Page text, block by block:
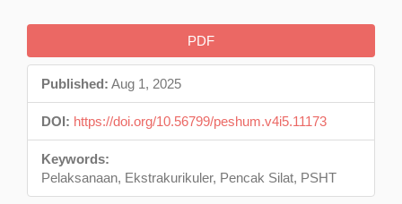
Article
Sidebar
PDF
Published: Aug 1, 2025
DOI: https://doi.org/10.56799/peshum.v4i5.11173
Keywords:
Pelaksanaan, Ekstrakurikuler, Pencak Silat, PSHT